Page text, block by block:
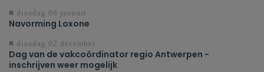
dinsdag 06 januari
Navorming Loxone
dinsdag 02 december
Dag van de vakcoördinator regio Antwerpen -
inschrijven weer mogelijk